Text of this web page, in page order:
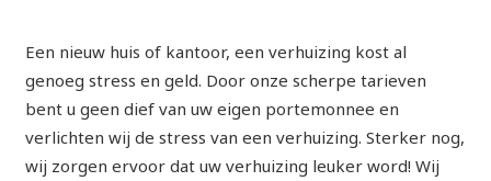
Een nieuw huis of kantoor, een verhuizing kost al
genoeg stress en geld. Door onze scherpe tarieven
bent u geen dief van uw eigen portemonnee en
verlichten wij de stress van een verhuizing. Sterker nog,
wij zorgen ervoor dat uw verhuizing leuker word! Wij